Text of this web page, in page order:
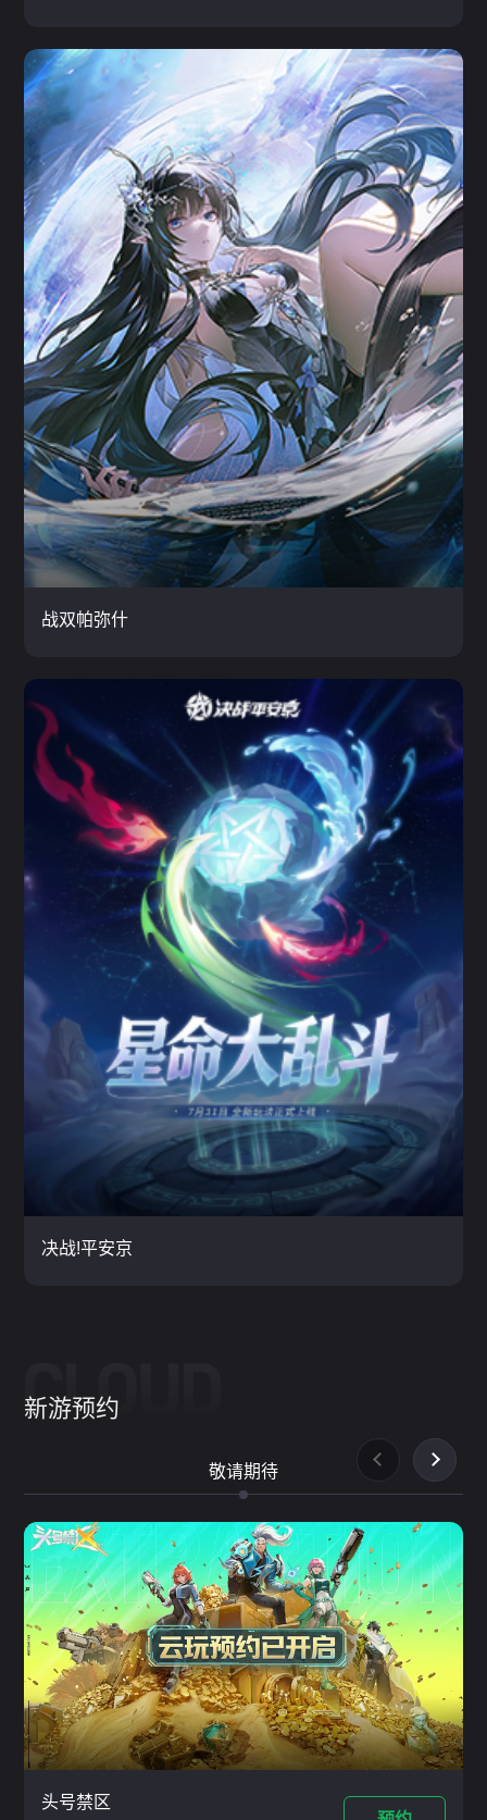
战双帕弥什
战双帕弥什
闯关 / 男生精选 / 3D
决战!平安京
决战!平安京
MOBA / 虚拟摇杆 / 英雄
新游预约
头号禁区
敬请期待